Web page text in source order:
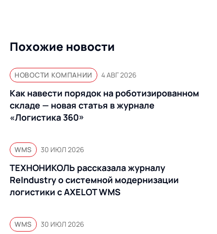
Похожие новости
НОВОСТИ КОМПАНИИ 4 АВГ 2026
Как навести порядок на роботизированном
складе — новая статья в журнале
«Логистика 360»
WMS 30 ИЮЛ 2026
ТЕХНОНИКОЛЬ рассказала журналу
ReIndustry о системной модернизации
логистики с AXELOT WMS
WMS 30 ИЮЛ 2026